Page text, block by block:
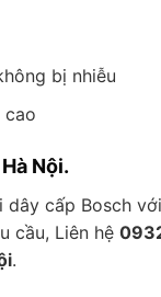
bị nhiễu
Nội.
dây cấp Bosch
cầu, Liên hệ
.